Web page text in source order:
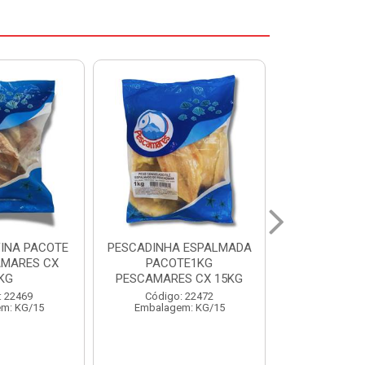
CX 15KG
22472
KG/15
FILE DE PANGA PREMIUM
PACOTE 1KG CAIXA 10KG
Código: 20021
Embalagem: KG/10